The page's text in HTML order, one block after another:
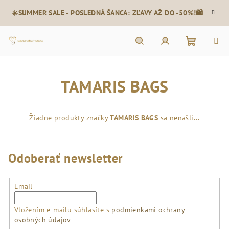
obsah
☀️SUMMER SALE - POSLEDNÁ ŠANCA: ZĽAVY AŽ DO -50%!🛍️
TAMARIS BAGS
Žiadne produkty značkyTAMARIS BAGS sa nenašli...
Odoberať newsletter
Email
Vložením e-mailu súhlasíte s podmienkami ochrany
osobných údajov